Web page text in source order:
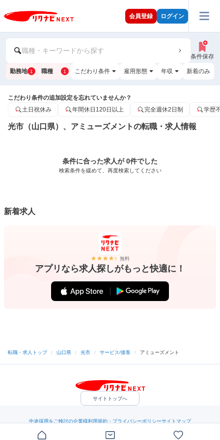
会員登録 ログイン
職種・キーワードから探す
条件保存
勤務地 1 職種 1 こだわり条件 雇用形態 年収 新着のみ
こだわり条件の追加設定を忘れていませんか？
土日祝休み
年間休日120日以上 完全週休2日制 学歴
光市（山口県）、アミューズメントの転職・求人情報
条件に合った求人が 0件でした
検索条件を緩めて、再度検索してください
新着求人
無料
アプリなら求人探しがもっと快適に！
転職・求人トップ / 山口県 / 光市 / サービス/接客 / アミューズメント
サイトトップへ
中途採用をご検討の企業様利用規約・プライバシーポリシーサイトマップ
（C）Indeed Inc.